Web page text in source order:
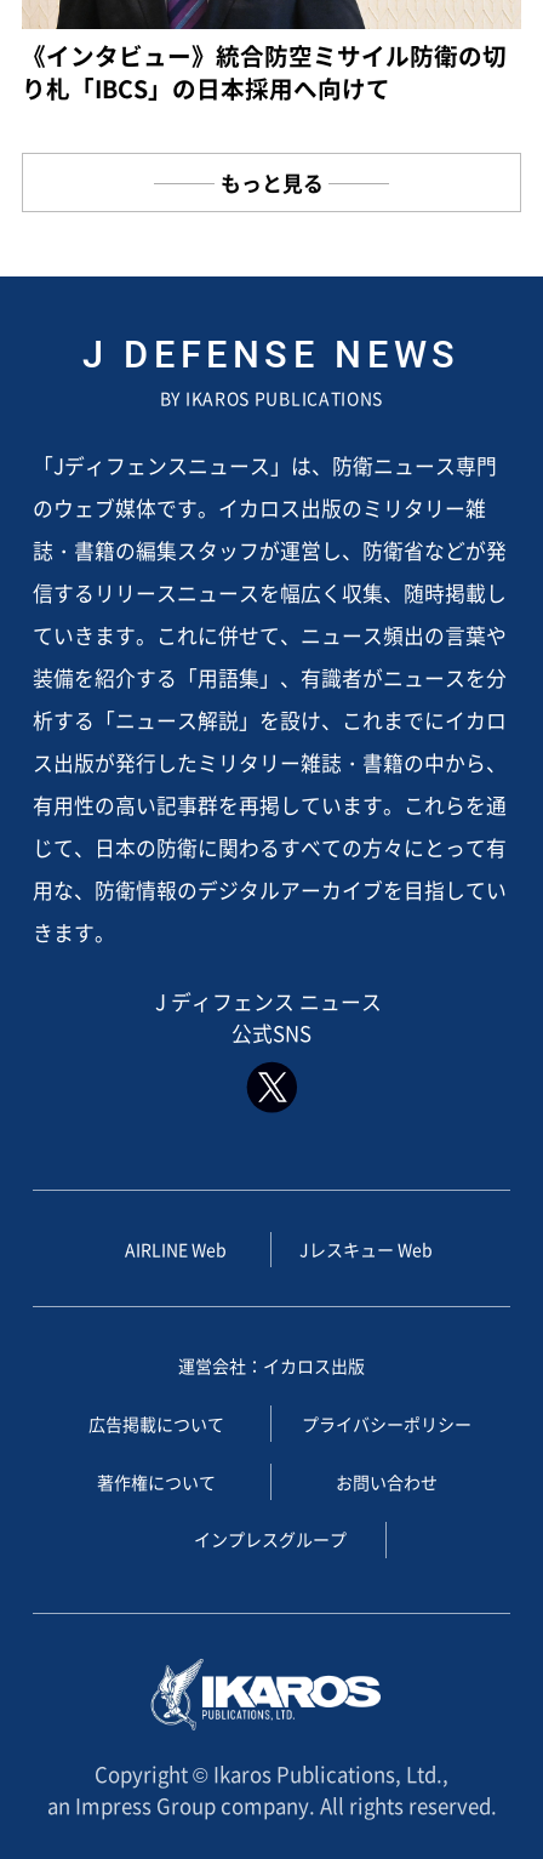
《インタビュー》統合防空ミサイル防衛の切
り札「IBCS」の日本採用へ向けて
もっと見る
J DEFENSE NEWS
BY IKAROS PUBLICATIONS
「Jディフェンスニュース」は、防衛ニュース専門
のウェブ媒体です。イカロス出版のミリタリー雑
誌・書籍の編集スタッフが運営し、防衛省などが発
信するリリースニュースを幅広く収集、随時掲載し
ていきます。これに併せて、ニュース頻出の言葉や
装備を紹介する「用語集」、有識者がニュースを分
析する「ニュース解説」を設け、これまでにイカロ
ス出版が発行したミリタリー雑誌・書籍の中から、
有用性の高い記事群を再掲しています。これらを通
じて、日本の防衛に関わるすべての方々にとって有
用な、防衛情報のデジタルアーカイブを目指してい
きます。
J ディフェンス ニュース
公式SNS
AIRLINE Web Jレスキュー Web
運営会社：イカロス出版
広告掲載について プライバシーポリシー
著作権について お問い合わせ
インプレスグループ
Copyright © Ikaros Publications, Ltd.,
an Impress Group company. All rights reserved.